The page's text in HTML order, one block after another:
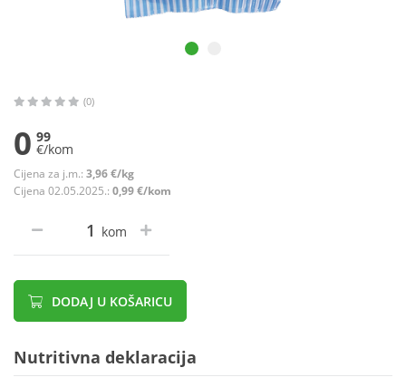
(0)
0 99
€/kom
Cijena za j.m.: 3,96 €/kg
Cijena 02.05.2025.: 0,99 €/kom
kom
DODAJ U KOŠARICU
Nutritivna deklaracija